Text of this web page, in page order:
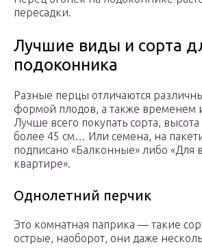
пересадки.
Лучшие виды и сорта
подоконника
Разные перцы отличаются
формой плодов, а также временем
Лучше всего покупать сорта,
более 45 см… Или семена, на
подписано «Балконные» либо «Для
квартире».
Однолетний перчик
Это комнатная паприка — такие
острые, наоборот, они даже